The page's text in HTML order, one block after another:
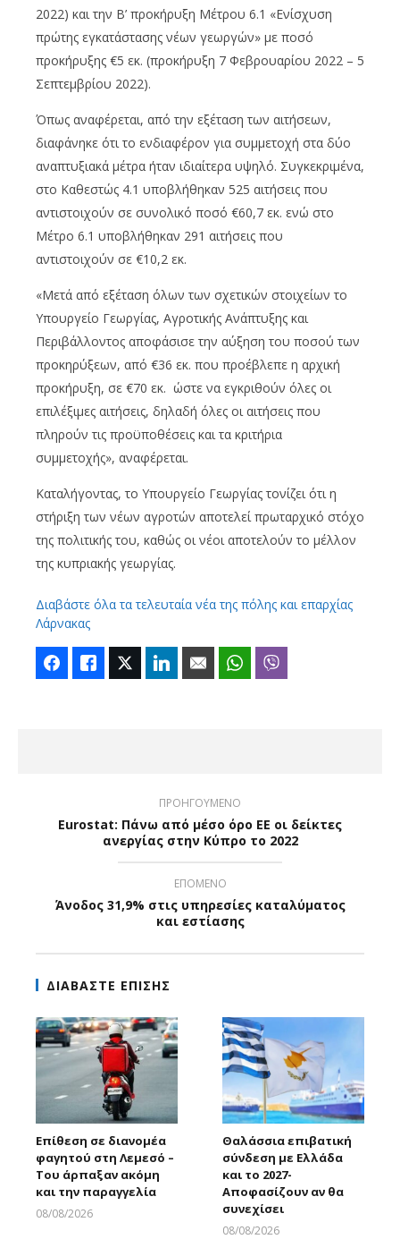
2022) και την Β’ προκήρυξη Μέτρου 6.1 «Ενίσχυση
πρώτης εγκατάστασης νέων γεωργών» με ποσό
προκήρυξης €5 εκ. (προκήρυξη 7 Φεβρουαρίου 2022 – 5
Σεπτεμβρίου 2022).
Όπως αναφέρεται, από την εξέταση των αιτήσεων,
διαφάνηκε ότι το ενδιαφέρον για συμμετοχή στα δύο
αναπτυξιακά μέτρα ήταν ιδιαίτερα υψηλό. Συγκεκριμένα,
στο Καθεστώς 4.1 υποβλήθηκαν 525 αιτήσεις που
αντιστοιχούν σε συνολικό ποσό €60,7 εκ. ενώ στο
Μέτρο 6.1 υποβλήθηκαν 291 αιτήσεις που
αντιστοιχούν σε €10,2 εκ.
«Μετά από εξέταση όλων των σχετικών στοιχείων το
Υπουργείο Γεωργίας, Αγροτικής Ανάπτυξης και
Περιβάλλοντος αποφάσισε την αύξηση του ποσού των
προκηρύξεων, από €36 εκ. που προέβλεπε η αρχική
προκήρυξη, σε €70 εκ. ώστε να εγκριθούν όλες οι
επιλέξιμες αιτήσεις, δηλαδή όλες οι αιτήσεις που
πληρούν τις προϋποθέσεις και τα κριτήρια
συμμετοχής», αναφέρεται.
Καταλήγοντας, το Υπουργείο Γεωργίας τονίζει ότι η
στήριξη των νέων αγροτών αποτελεί πρωταρχικό στόχο
της πολιτικής του, καθώς οι νέοι αποτελούν το μέλλον
της κυπριακής γεωργίας.
Διαβάστε όλα τα τελευταία νέα της πόλης και επαρχίας
Λάρνακας
FacebookLike Twitter LinkedIn Email WhatsApp
ΠΡΟΗΓΟΥΜΕΝΟ
Eurostat: Πάνω από μέσο όρο ΕΕ οι δείκτες
ανεργίας στην Κύπρο το 2022
ΕΠΟΜΕΝΟ
Άνοδος 31,9% στις υπηρεσίες καταλύματος
και εστίασης
ΔΙΑΒΑΣΤΕ ΕΠΙΣΗΣ
Επίθεση σε διανομέα
φαγητού στη Λεμεσό –
Του άρπαξαν ακόμη
και την παραγγελία
08/08/2026
Θαλάσσια επιβατική
σύνδεση με Ελλάδα
και το 2027-
Αποφασίζουν αν θα
συνεχίσει
08/08/2026